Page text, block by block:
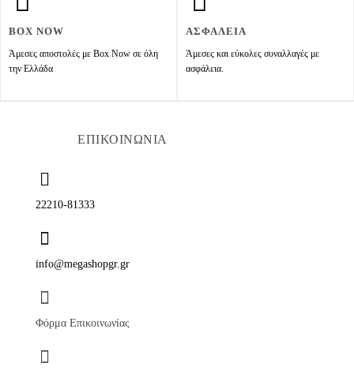
BOX NOW
Άμεσες αποστολές με Box Now σε όλη
την Ελλάδα
ΑΣΦΑΛΕΙΑ
Άμεσες και εύκολες συναλλαγές με
ασφάλεια.
ΕΠΙΚΟΙΝΩΝΙΑ
22210-81333
info@megashopgr.gr
Φόρμα Επικοινωνίας